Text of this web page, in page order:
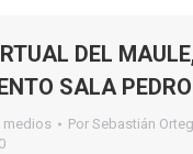
DEL
SALA
medios Por Sebastián